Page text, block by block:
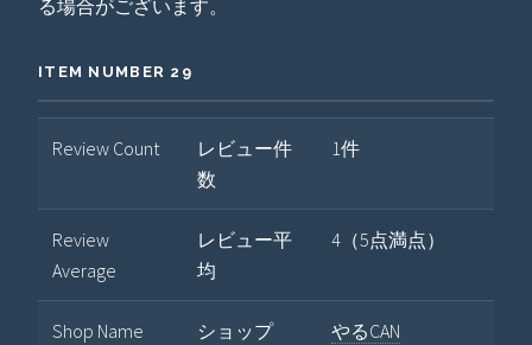
る場合がございます。
ITEM NUMBER 29
Review Count
レビュー件
数
1件
Review
Average
レビュー平
均
4（5点満点）
Shop Name ショップ やるCAN